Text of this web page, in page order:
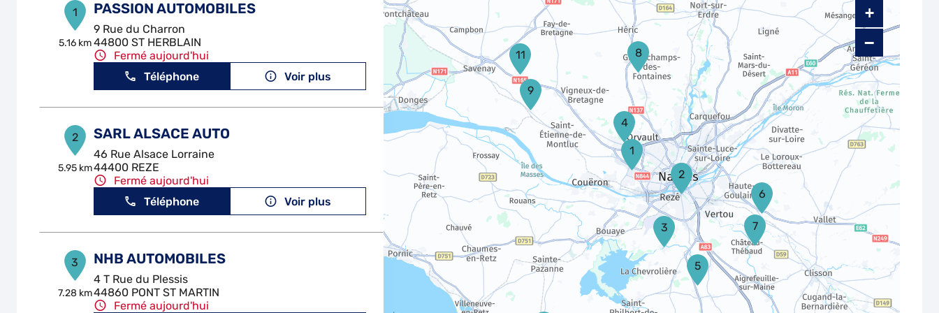
1
5.16 km
PASSION AUTOMOBILES
9 Rue du Charron
44800 ST HERBLAIN
Fermé aujourd'hui
Téléphone
Voir plus
2
5.95 km
SARL ALSACE AUTO
46 Rue Alsace Lorraine
44400 REZE
Fermé aujourd'hui
Téléphone
Voir plus
3
7.28 km
NHB AUTOMOBILES
4 T Rue du Plessis
44860 PONT ST MARTIN
Fermé aujourd'hui
11
9
7
6
8
5
3
4
2
1
+
−